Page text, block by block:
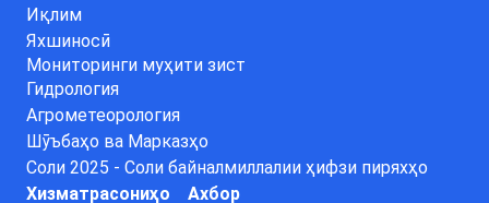
Иқлим
Яхшиносӣ
Мониторинги муҳити зист
Гидрология
Агрометеорология
Шӯъбаҳо ва Марказҳо
Соли 2025 - Соли байналмиллалии ҳифзи пиряхҳо
Хизматрасониҳо
Ахбор